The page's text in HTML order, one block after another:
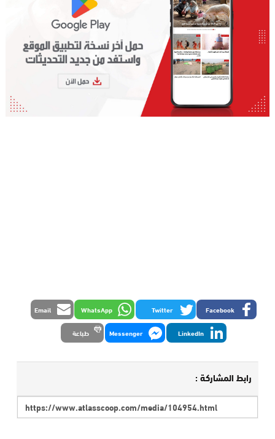
Facebook
Twitter
WhatsApp
Email
LinkedIn
Messenger طباعة
رابط المشاركة :